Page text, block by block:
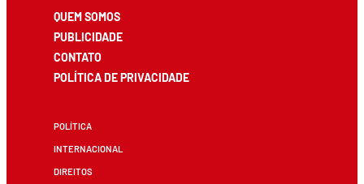
QUEM SOMOS
PUBLICIDADE
CONTATO
POLÍTICA DE PRIVACIDADE
POLÍTICA
INTERNACIONAL
DIREITOS